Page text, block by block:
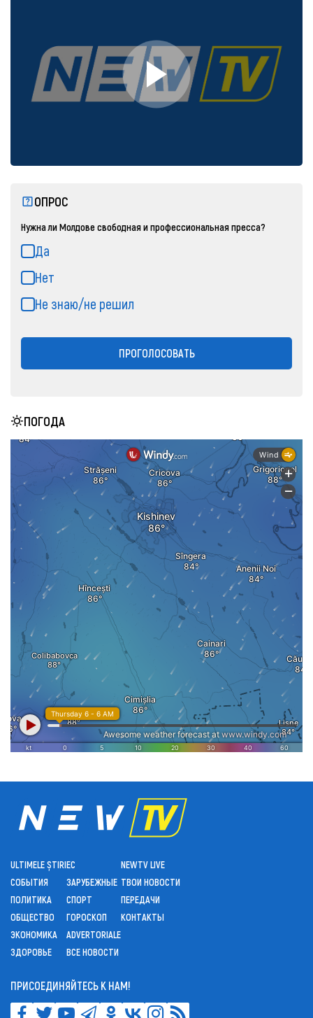
ОПРОС
Нужна ли Молдове свободная и профессиональная пресса?
Да
Нет
Не знаю/не решил
ПРОГОЛОСОВАТЬ
ПОГОДА
ULTIMELE ȘTIRI
СОБЫТИЯ
ПОЛИТИКА
ОБЩЕСТВО
ЭКОНОМИКА
ЗДОРОВЬЕ
ЕС
ЗАРУБЕЖНЫЕ
СПОРТ
ГОРОСКОП
ADVERTORIALE
ВСЕ НОВОСТИ
NEWTV LIVE
ТВОИ НОВОСТИ
ПЕРЕДАЧИ
КОНТАКТЫ
ПРИСОЕДИНЯЙТЕСЬ К НАМ!